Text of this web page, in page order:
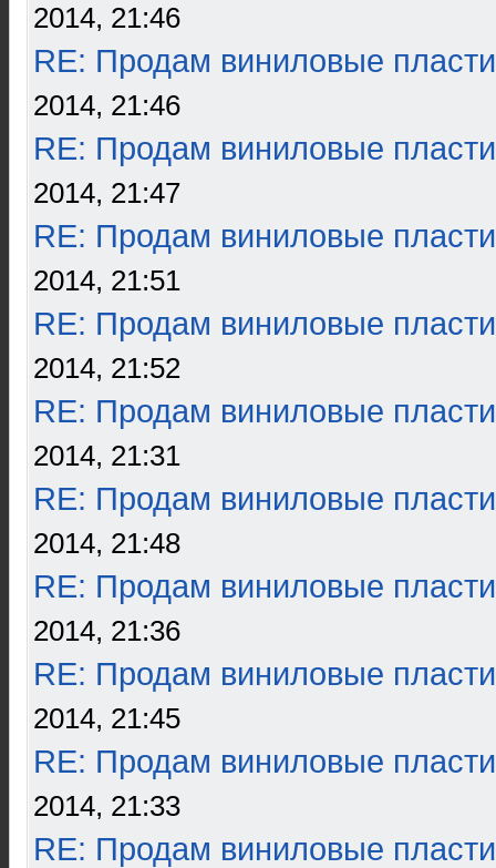
2014, 21:46
RE: Продам виниловые
2014, 21:46
RE: Продам виниловые
2014, 21:47
RE: Продам виниловые
2014, 21:51
RE: Продам виниловые
2014, 21:52
RE: Продам виниловые
2014, 21:31
RE: Продам виниловые
2014, 21:48
RE: Продам виниловые
2014, 21:36
RE: Продам виниловые
2014, 21:45
RE: Продам виниловые
2014, 21:33
RE: Продам виниловые